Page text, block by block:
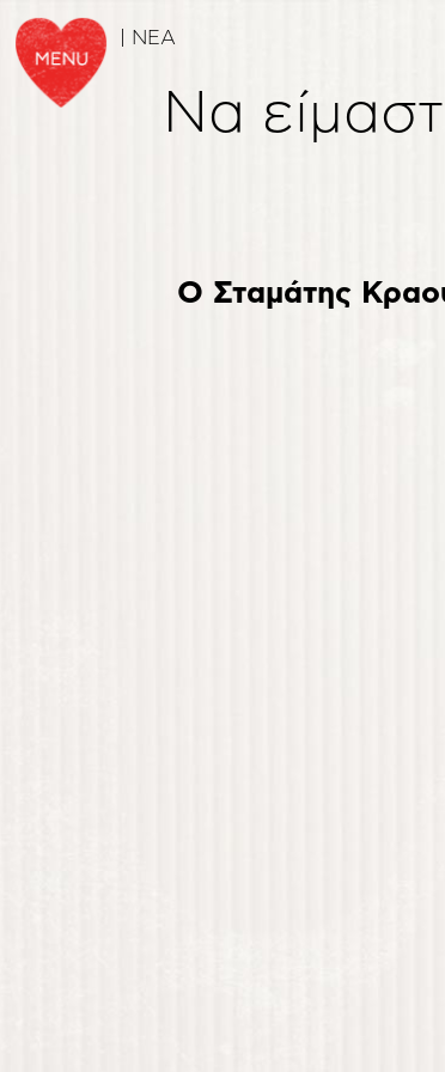
Να
Ο Σταμάτης
| NEA